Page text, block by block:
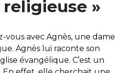
»
vous avec Agnès, une dame
Agnès lui raconte son
évangélique. C’est un